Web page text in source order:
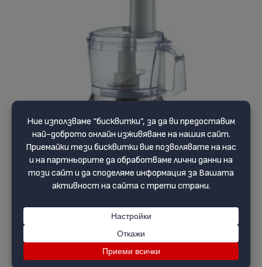
Кухненски робот Vintage
(8)
104.99 €89.24 €